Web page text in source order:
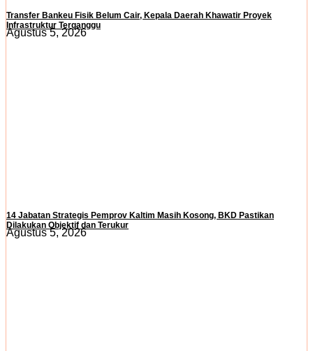
Transfer Bankeu Fisik Belum Cair, Kepala Daerah Khawatir Proyek
Infrastruktur Terganggu
Agustus 5, 2026
14 Jabatan Strategis Pemprov Kaltim Masih Kosong, BKD Pastikan
Dilakukan Objektif dan Terukur
Agustus 5, 2026